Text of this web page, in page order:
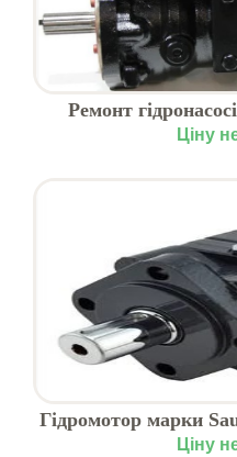
Ремонт
Ціну
Гідромотор марки
Ціну